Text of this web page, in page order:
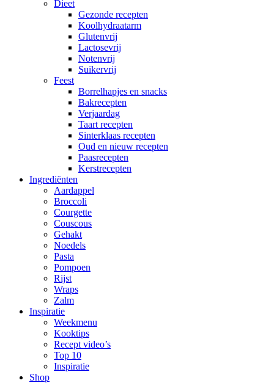
Dieet
Gezonde recepten
Koolhydraatarm
Glutenvrij
Lactosevrij
Notenvrij
Suikervrij
Feest
Borrelhapjes en snacks
Bakrecepten
Verjaardag
Taart recepten
Sinterklaas recepten
Oud en nieuw recepten
Paasrecepten
Kerstrecepten
Ingrediënten
Aardappel
Broccoli
Courgette
Couscous
Gehakt
Noedels
Pasta
Pompoen
Rijst
Wraps
Zalm
Inspiratie
Weekmenu
Kooktips
Recept video’s
Top 10
Inspiratie
Shop